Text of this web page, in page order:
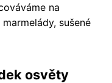
na
sušené
osvěty